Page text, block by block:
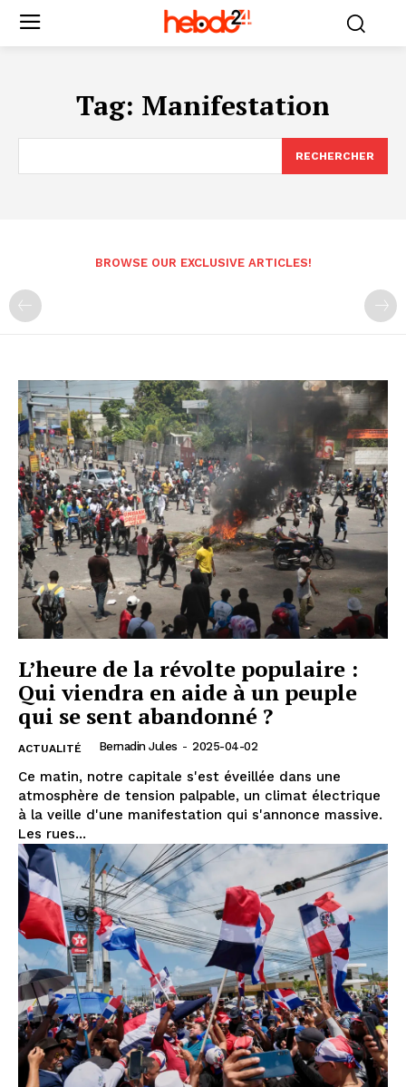
Tag: Manifestation
RECHERCHER
BROWSE OUR EXCLUSIVE ARTICLES!
L’heure de la révolte populaire :
Qui viendra en aide à un peuple
qui se sent abandonné ?
ACTUALITÉ Bernadin Jules - 2025-04-02
Ce matin, notre capitale s'est éveillée dans une
atmosphère de tension palpable, un climat électrique
à la veille d'une manifestation qui s'annonce massive.
Les rues...